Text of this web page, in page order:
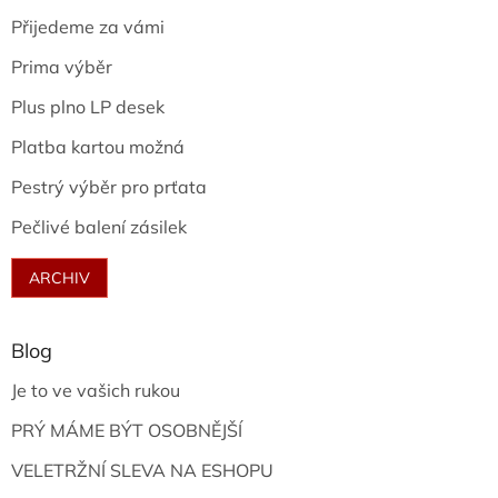
Přijedeme za vámi
Prima výběr
Plus plno LP desek
Platba kartou možná
Pestrý výběr pro prťata
Pečlivé balení zásilek
ARCHIV
Blog
Je to ve vašich rukou
PRÝ MÁME BÝT OSOBNĚJŠÍ
VELETRŽNÍ SLEVA NA ESHOPU